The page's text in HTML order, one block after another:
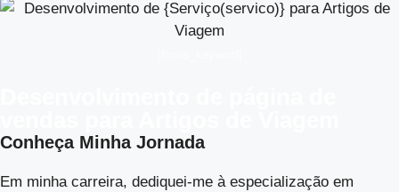
Conheça Minha Jornada
Em minha carreira, dediquei-me à especialização em